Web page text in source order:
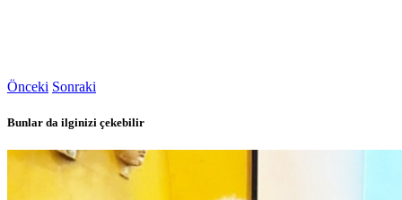
Önceki Sonraki
Bunlar da ilginizi çekebilir